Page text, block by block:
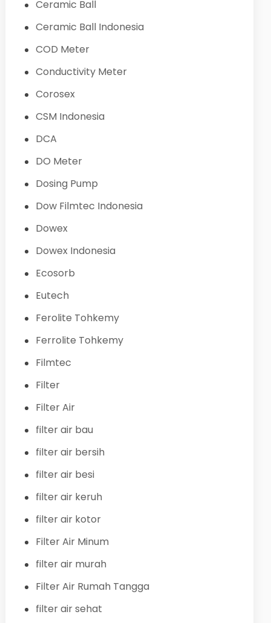
Ceramic Ball
Ceramic Ball Indonesia
COD Meter
Conductivity Meter
Corosex
CSM Indonesia
DCA
DO Meter
Dosing Pump
Dow Filmtec Indonesia
Dowex
Dowex Indonesia
Ecosorb
Eutech
Ferolite Tohkemy
Ferrolite Tohkemy
Filmtec
Filter
Filter Air
filter air bau
filter air bersih
filter air besi
filter air keruh
filter air kotor
Filter Air Minum
filter air murah
Filter Air Rumah Tangga
filter air sehat